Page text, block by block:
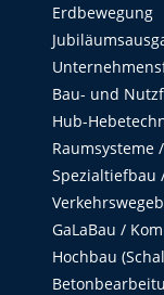
Erdbewegung
Bau- und
Hub-
Raumsysteme
Spezialtiefbau
GaLaBau /
Hochbau